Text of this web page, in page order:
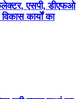
एसपी, डीएफओ
कार्यों का